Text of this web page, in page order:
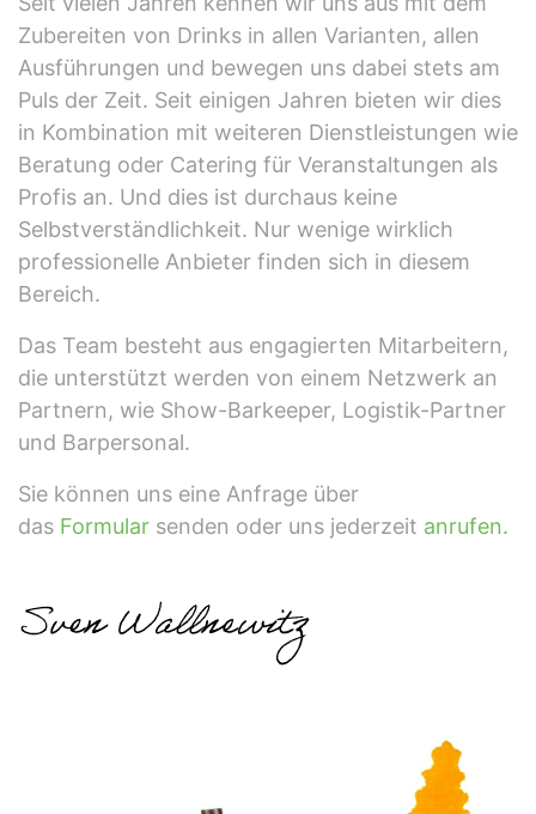
Zubereiten von Drinks in allen Varianten, allen
Ausführungen und bewegen uns dabei stets am
Puls der Zeit. Seit einigen Jahren bieten wir dies
in Kombination mit weiteren Dienstleistungen wie
Beratung oder Catering für Veranstaltungen als
Profis an. Und dies ist durchaus keine
Selbstverständlichkeit. Nur wenige wirklich
professionelle Anbieter finden sich in diesem
Bereich.
Das Team besteht aus engagierten Mitarbeitern,
die unterstützt werden von einem Netzwerk an
Partnern, wie Show-Barkeeper, Logistik-Partner
und Barpersonal.
Sie können uns eine Anfrage über
das Formular senden oder uns jederzeit anrufen.